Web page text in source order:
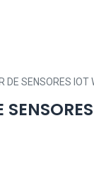
DE SENSORES IOT